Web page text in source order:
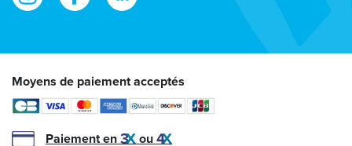
Moyens de paiement acceptés
Paiement en ou